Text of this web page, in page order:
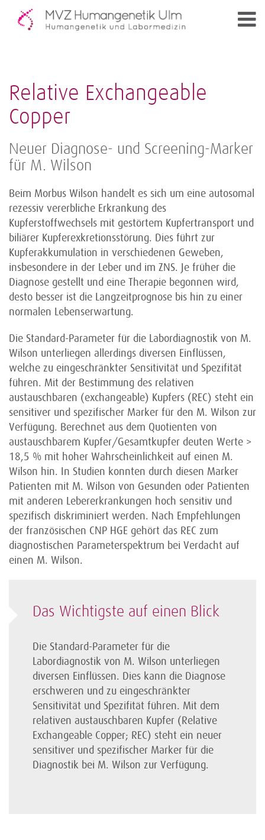
Relative Exchangeable
Copper
Neuer Diagnose- und Screening-Marker
für M. Wilson
Beim Morbus Wilson handelt es sich um eine autosomal
rezessiv vererbliche Erkrankung des
Kupferstoffwechsels mit gestörtem Kupfertransport und
biliärer Kupferexkretionsstörung. Dies führt zur
Kupferakkumulation in verschiedenen Geweben,
insbesondere in der Leber und im ZNS. Je früher die
Diagnose gestellt und eine Therapie begonnen wird,
desto besser ist die Langzeitprognose bis hin zu einer
normalen Lebenserwartung.
Die Standard-Parameter für die Labordiagnostik von M.
Wilson unterliegen allerdings diversen Einflüssen,
welche zu eingeschränkter Sensitivität und Spezifität
führen. Mit der Bestimmung des relativen
austauschbaren (exchangeable) Kupfers (REC) steht ein
sensitiver und spezifischer Marker für den M. Wilson zur
Verfügung. Berechnet aus dem Quotienten von
austauschbarem Kupfer/Gesamtkupfer deuten Werte >
18,5 % mit hoher Wahrscheinlichkeit auf einen M.
Wilson hin. In Studien konnten durch diesen Marker
Patienten mit M. Wilson von Gesunden oder Patienten
mit anderen Lebererkrankungen hoch sensitiv und
spezifisch diskriminiert werden. Nach Empfehlungen
der französischen CNP HGE gehört das REC zum
diagnostischen Parameterspektrum bei Verdacht auf
einen M. Wilson.
Das Wichtigste auf einen Blick
Die Standard-Parameter für die
Labordiagnostik von M. Wilson unterliegen
diversen Einflüssen. Dies kann die Diagnose
erschweren und zu eingeschränkter
Sensitivität und Spezifität führen. Mit dem
relativen austauschbaren Kupfer (Relative
Exchangeable Copper; REC) steht ein neuer
sensitiver und spezifischer Marker für die
Diagnostik bei M. Wilson zur Verfügung.